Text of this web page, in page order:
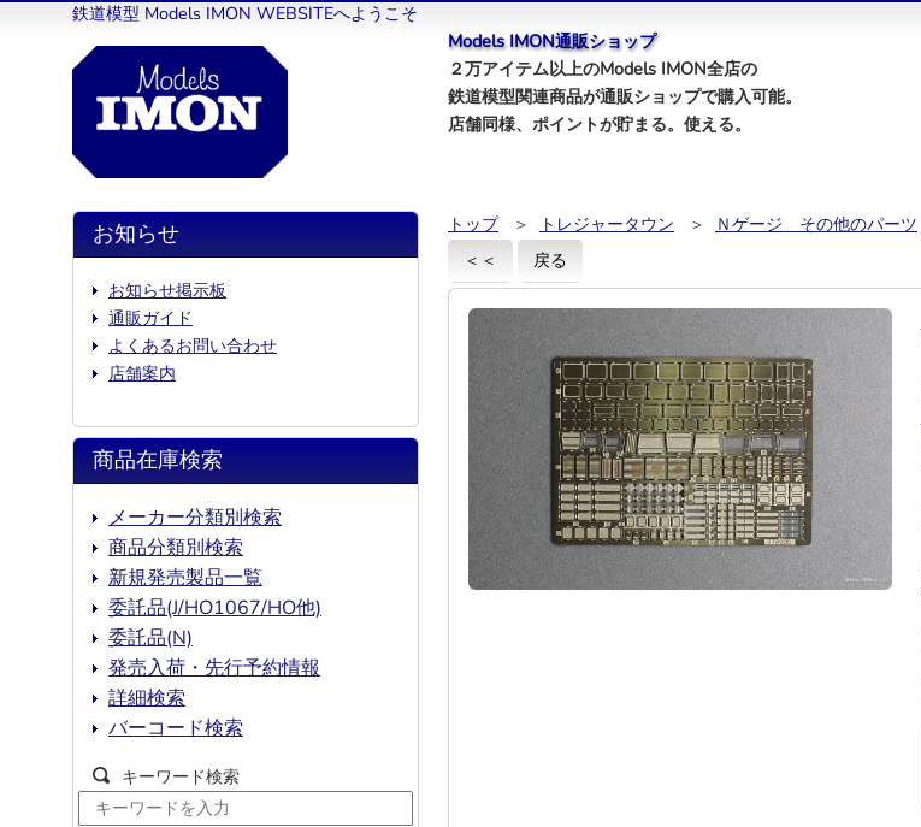
鉄道模型 Models IMON WEBSITEへようこそ
Models IMON通販ショップ
２万アイテム以上のModels IMON全店の
鉄道模型関連商品が通販ショップで購入可能。
店舗同様、ポイントが貯まる。使える。
トップ ＞ トレジャータウン ＞ Ｎゲージ その他のパーツ
＜＜
戻る
お知らせ
お知らせ掲示板
通販ガイド
よくあるお問い合わせ
店舗案内
商品在庫検索
メーカー分類別検索
商品分類別検索
新規発売製品一覧
委託品(J/HO1067/HO他)
委託品(N)
発売入荷・先行予約情報
詳細検索
バーコード検索
キーワード検索